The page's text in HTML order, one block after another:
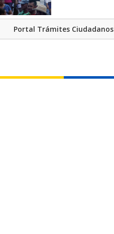
Portal Trámites Ciudadanos